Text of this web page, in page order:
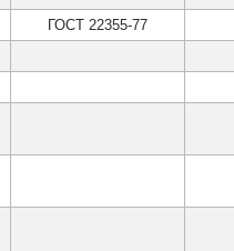
ГОСТ 22355-77